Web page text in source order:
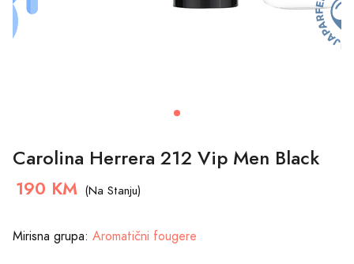
Carolina Herrera 212 Vip Men Black
190 KM (Na Stanju)
Mirisna grupa: Aromatični fougere